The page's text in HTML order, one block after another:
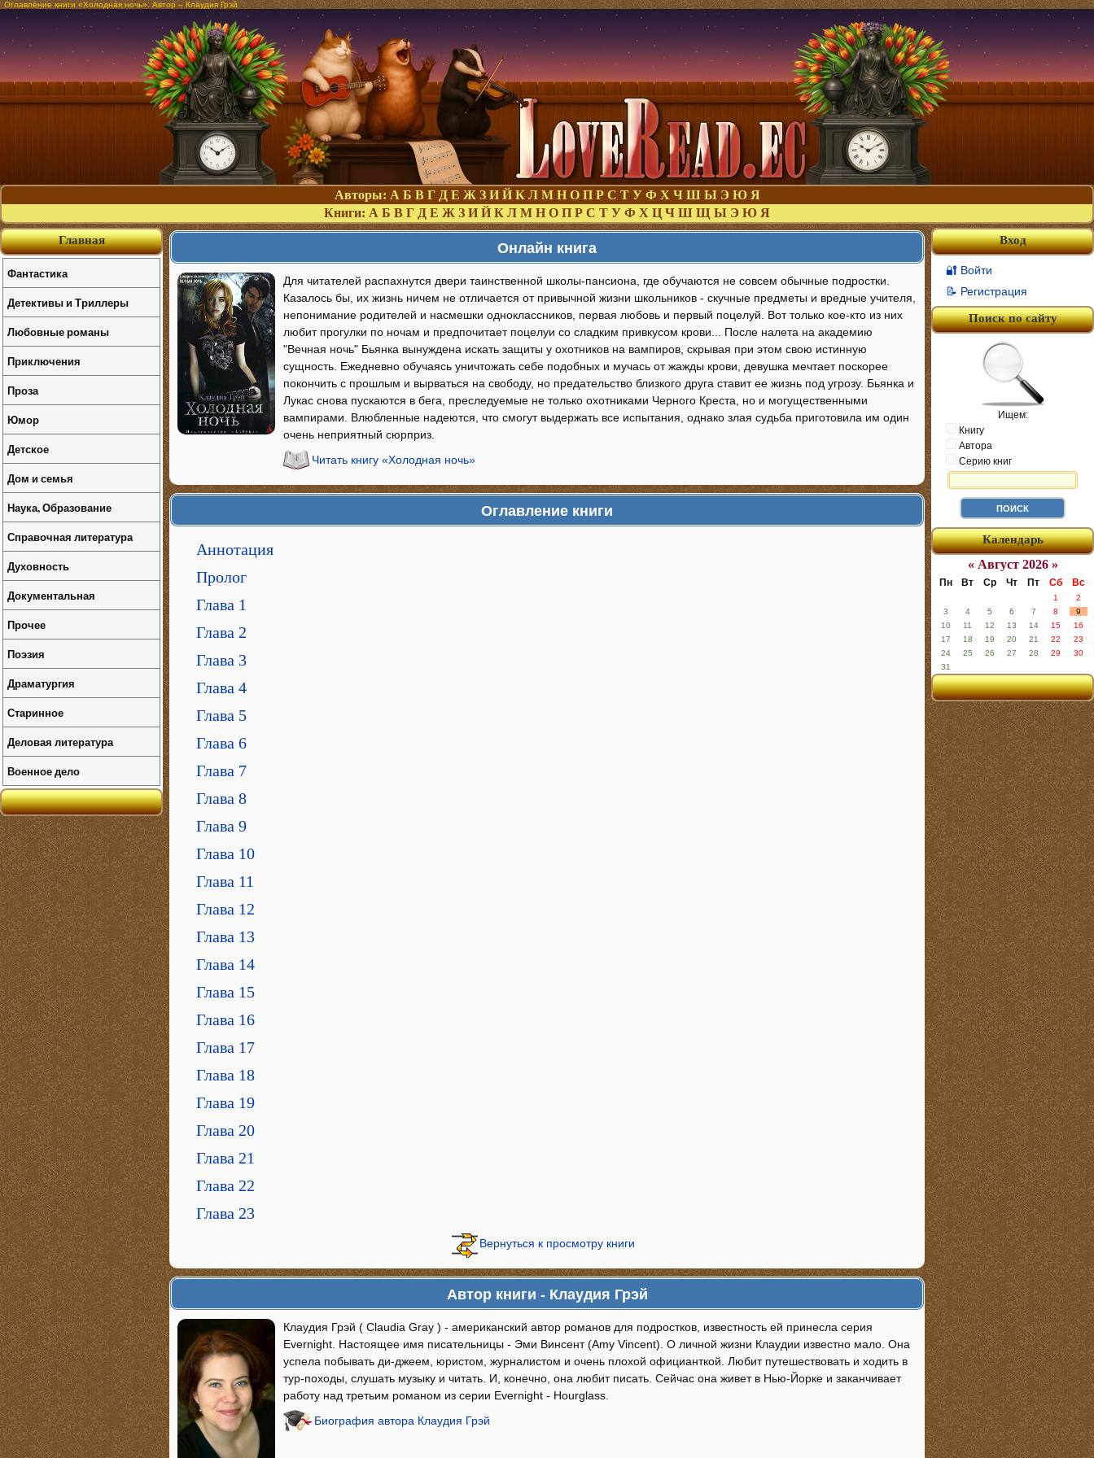
Оглавление книги «Холодная ночь». Автор – Клаудия Грэй
Авторы: А Б В Г Д Е Ж З И Й К Л М Н О П Р С Т У Ф Х Ч Ш Ы Э Ю Я
Книги: А Б В Г Д Е Ж З И Й К Л М Н О П Р С Т У Ф Х Ц Ч Ш Щ Ы Э Ю Я
Онлайн книга
Для читателей распахнутся двери таинственной школы-пансиона, где обучаются не совсем обычные подростки.
Казалось бы, их жизнь ничем не отличается от привычной жизни школьников - скучные предметы и вредные учителя,
непонимание родителей и насмешки одноклассников, первая любовь и первый поцелуй. Вот только кое-кто из них
любит прогулки по ночам и предпочитает поцелуи со сладким привкусом крови... После налета на академию
"Вечная ночь" Бьянка вынуждена искать защиты у охотников на вампиров, скрывая при этом свою истинную
сущность. Ежедневно обучаясь уничтожать себе подобных и мучась от жажды крови, девушка мечтает поскорее
покончить с прошлым и вырваться на свободу, но предательство близкого друга ставит ее жизнь под угрозу. Бьянка и
Лукас снова пускаются в бега, преследуемые не только охотниками Черного Креста, но и могущественными
вампирами. Влюбленные надеются, что смогут выдержать все испытания, однако злая судьба приготовила им один
очень неприятный сюрприз.
Читать книгу «Холодная ночь»
Оглавление книги
Аннотация
Пролог
Глава 1
Глава 2
Глава 3
Глава 4
Глава 5
Глава 6
Глава 7
Глава 8
Глава 9
Глава 10
Глава 11
Глава 12
Глава 13
Глава 14
Глава 15
Глава 16
Глава 17
Глава 18
Глава 19
Глава 20
Глава 21
Глава 22
Глава 23
Вернуться к просмотру книги
Автор книги - Клаудия Грэй
Клаудия Грэй ( Claudia Gray ) - американский автор романов для подростков, известность ей принесла серия
Evernight. Настоящее имя писательницы - Эми Винсент (Amy Vincent). О личной жизни Клаудии известно мало. Она
успела побывать ди-джеем, юристом, журналистом и очень плохой официанткой. Любит путешествовать и ходить в
тур-походы, слушать музыку и читать. И, конечно, она любит писать. Сейчас она живет в Нью-Йорке и заканчивает
работу над третьим романом из серии Evernight - Hourglass.
Биография автора Клаудия Грэй
Вход
🔐 Войти
📝 Регистрация
Поиск по сайту
Ищем:
Книгу
Автора
Серию книг
Календарь
« Август 2026 »
Пн Вт Ср Чт Пт Сб Вс
1
2
3
4 5 6 7 8
9
10
11 12 13 14 15
16
17
18 19 20 21 22
23
24
25 26 27 28 29
30
31
Главная
Фантастика
Детективы и Триллеры
Любовные романы
Приключения
Проза
Юмор
Детское
Дом и семья
Наука, Образование
Справочная литература
Духовность
Документальная
Прочее
Поэзия
Драматургия
Старинное
Деловая литература
Военное дело